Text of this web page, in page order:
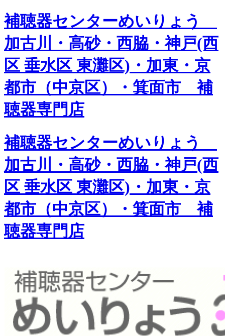
補聴器センターめいりょう
加古川・高砂・西脇・神戸(西
区 垂水区 東灘区)・加東・京
都市（中京区）・箕面市 補
聴器専門店
補聴器センターめいりょう
加古川・高砂・西脇・神戸(西
区 垂水区 東灘区)・加東・京
都市（中京区）・箕面市 補
聴器専門店